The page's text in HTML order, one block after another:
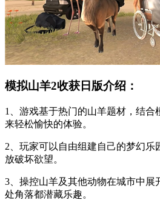
模拟山羊2收获日版介绍：
1、游戏基于热门的山羊题材，结合
来轻松愉快的体验。
2、玩家可以自由组建自己的梦幻乐
放破坏欲望。
3、操控山羊及其他动物在城市中展
处角落都潜藏乐趣。